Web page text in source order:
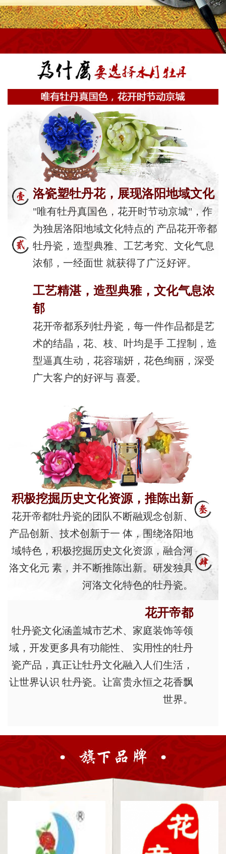
洛瓷塑牡丹花，展现洛阳地域文化
"唯有牡丹真国色，花开时节动京城"，作
为独居洛阳地域文化特点的 产品花开帝都
牡丹瓷，造型典雅、工艺考究、文化气息
浓郁，一经面世 就获得了广泛好评。
工艺精湛，造型典雅，文化气息浓
郁
花开帝都系列牡丹瓷，每一件作品都是艺
术的结晶，花、枝、叶均是手 工捏制，造
型逼真生动，花容瑞妍，花色绚丽，深受
广大客户的好评与 喜爱。
积极挖掘历史文化资源，推陈出新
花开帝都牡丹瓷的团队不断融观念创新、
产品创新、技术创新于一 体，围绕洛阳地
域特色，积极挖掘历史文化资源，融合河
洛文化元 素，并不断推陈出新。研发独具
河洛文化特色的牡丹瓷。
花开帝都
牡丹瓷文化涵盖城市艺术、家庭装饰等领
域，开发更多具有功能性、 实用性的牡丹
瓷产品，真正让牡丹文化融入人们生活，
让世界认识 牡丹瓷。让富贵永恒之花香飘
世界。